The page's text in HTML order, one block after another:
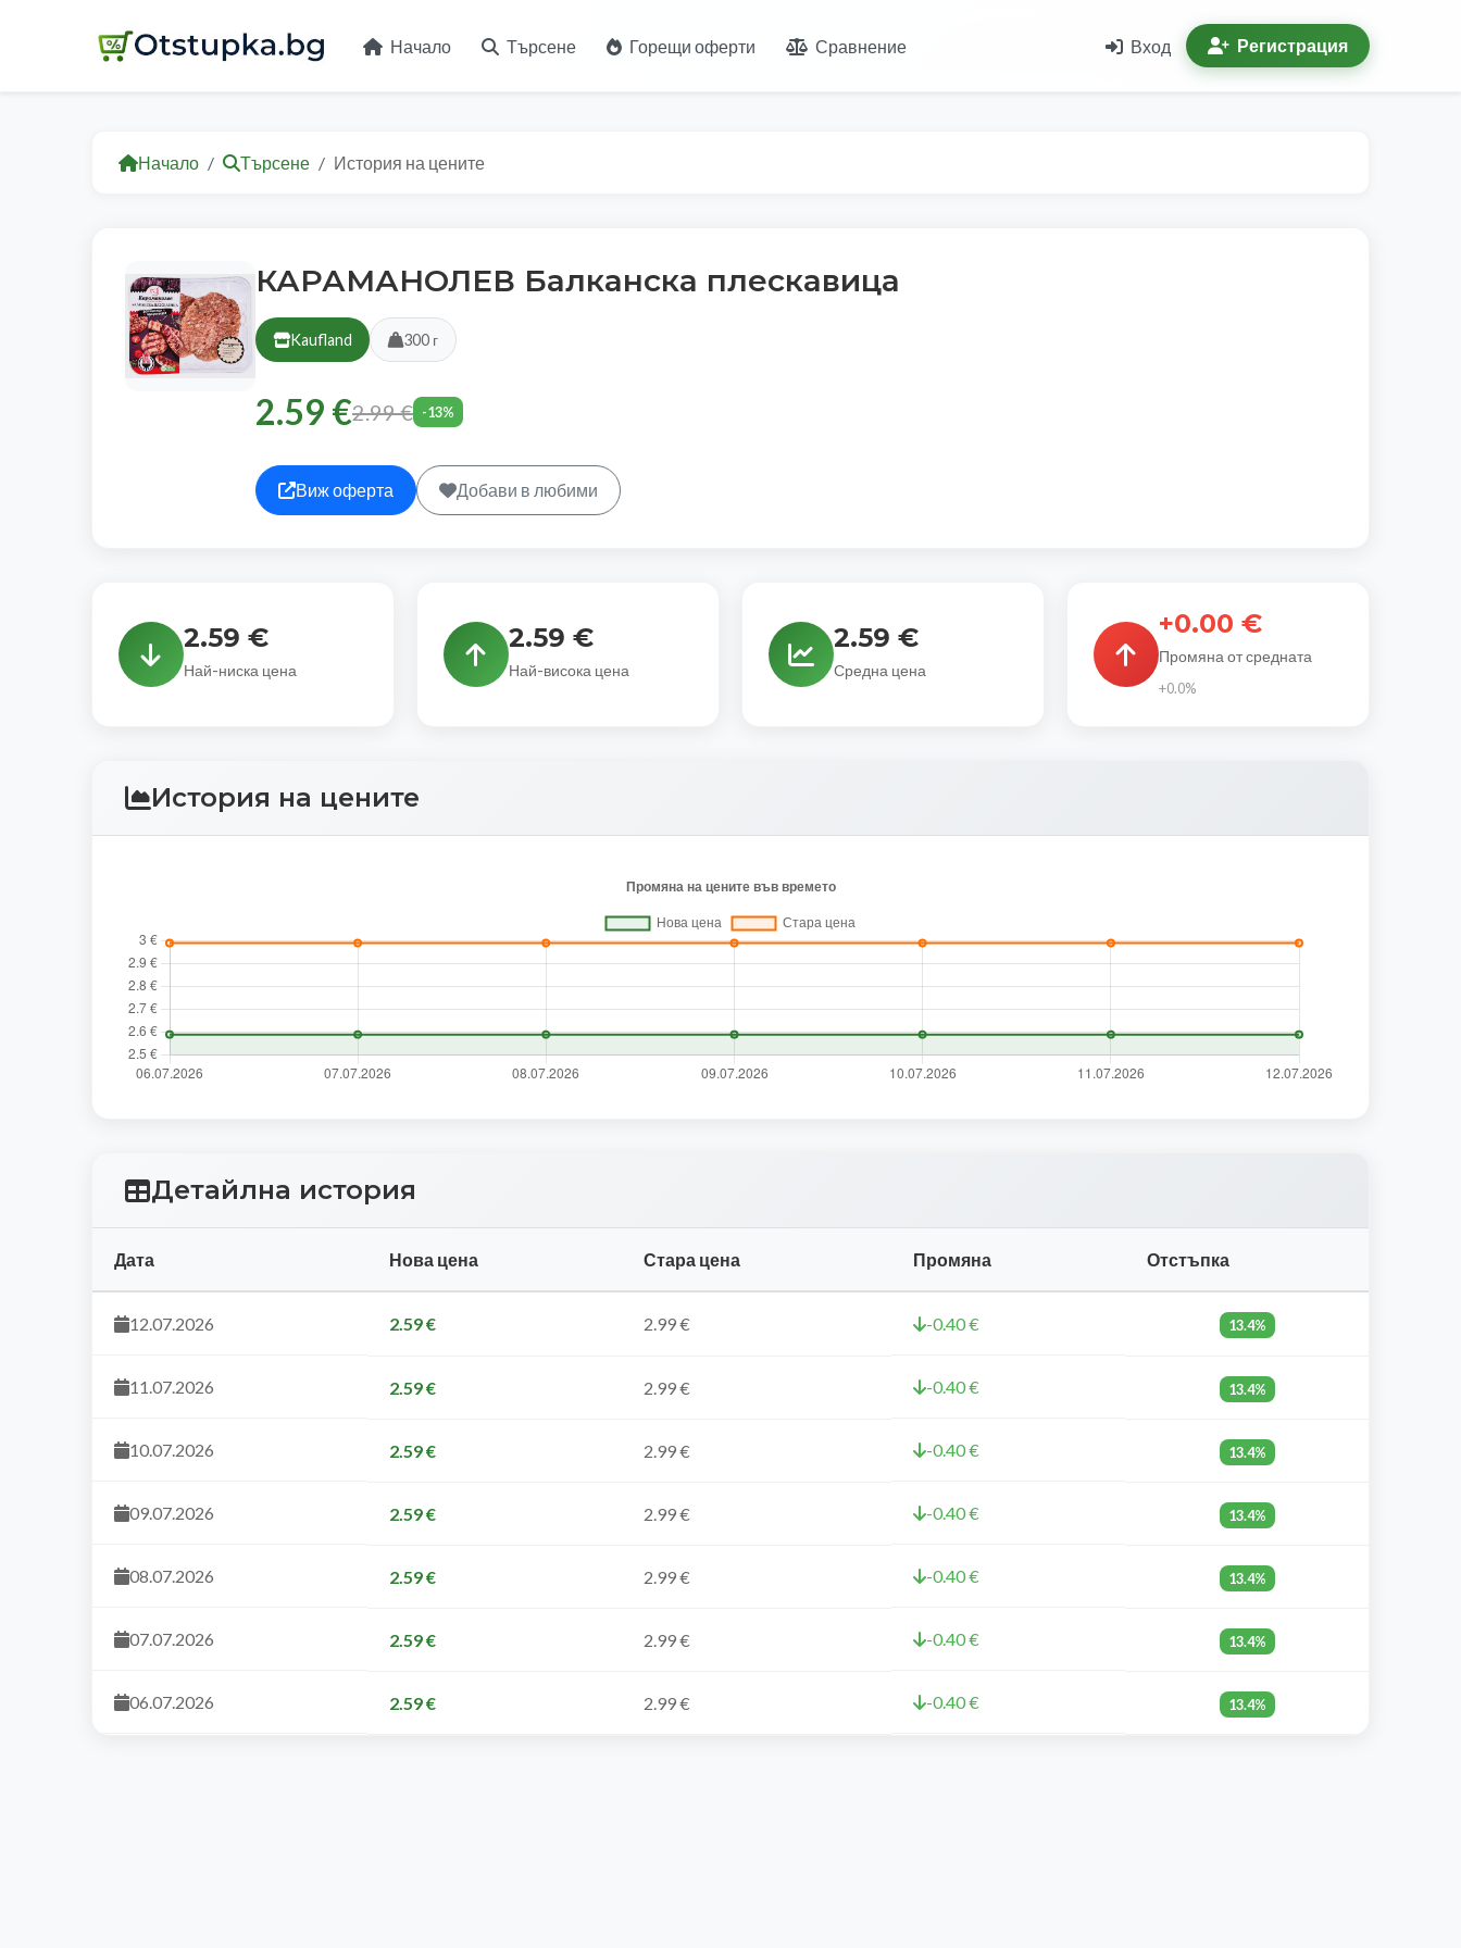
Начало Търсене Горещи оферти Сравнение Вход Регистрация
Начало Търсене История на цените
КАРАМАНОЛЕВ Балканска плескавица
Kaufland 300 г
2.59 €2.99 € -13%
Виж оферта Добави в любими
2.59 €
Най-ниска цена
2.59 €
Най-висока цена
2.59 €
Средна цена
+0.00 €
Промяна от средната
+0.0%
История на цените
Детайлна история
Дата Нова цена Стара цена Промяна Отстъпка
12.07.2026 2.59 € 2.99 € -0.40 € 13.4%
11.07.2026 2.59 € 2.99 € -0.40 € 13.4%
10.07.2026 2.59 € 2.99 € -0.40 € 13.4%
09.07.2026 2.59 € 2.99 € -0.40 € 13.4%
08.07.2026 2.59 € 2.99 € -0.40 € 13.4%
07.07.2026 2.59 € 2.99 € -0.40 € 13.4%
06.07.2026 2.59 € 2.99 € -0.40 € 13.4%